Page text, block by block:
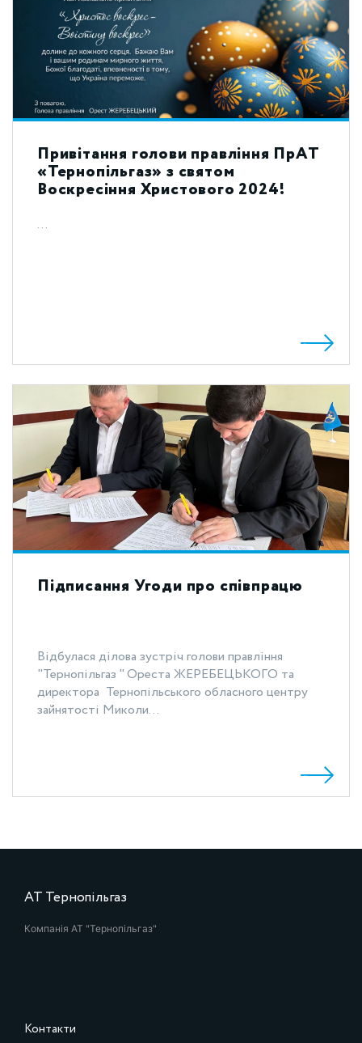
Привітання голови правління ПрАТ
«Тернопільгаз» з святом
Воскресіння Христового 2024!
...
Підписання Угоди про співпрацю
Відбулася ділова зустріч голови правління
"Тернопільгаз " Ореста ЖЕРЕБЕЦЬКОГО та
директора Тернопільського обласного центру
зайнятості Миколи...
АТ Тернопільгаз
Компанія АТ "Тернопільгаз"
Контакти